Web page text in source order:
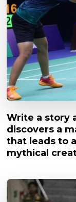
Write a story
discovers a
that leads to
mythical